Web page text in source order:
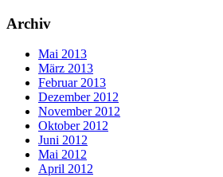
Archiv
Mai 2013
März 2013
Februar 2013
Dezember 2012
November 2012
Oktober 2012
Juni 2012
Mai 2012
April 2012